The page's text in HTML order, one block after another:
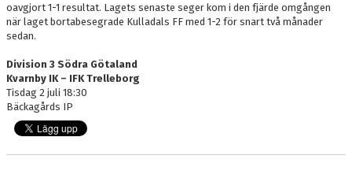
oavgjort 1-1 resultat. Lagets senaste seger kom i den fjärde omgången
när laget bortabesegrade Kulladals FF med 1-2 för snart två månader
sedan.
Division 3 Södra Götaland
Kvarnby IK – IFK Trelleborg
Tisdag 2 juli 18:30
Bäckagårds IP